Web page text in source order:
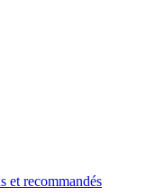
et recommandés